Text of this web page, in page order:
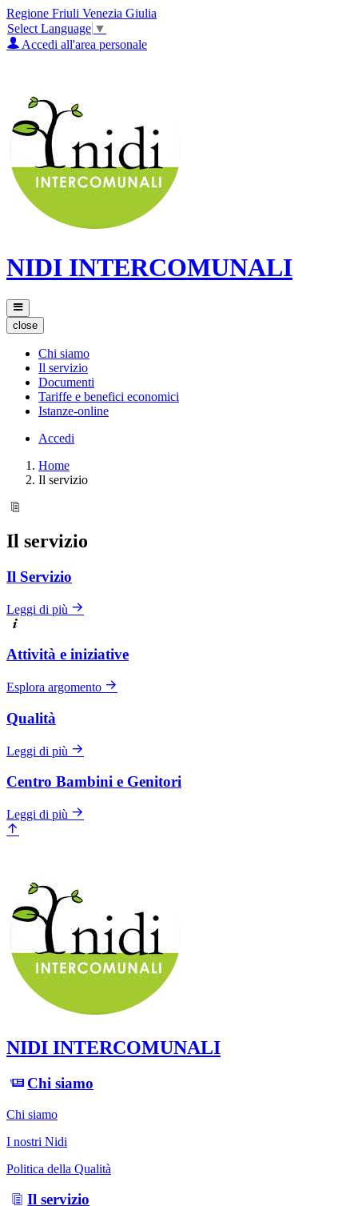
Regione Friuli Venezia Giulia
Select Language ▼
Accedi all'area personale
NIDI INTERCOMUNALI
close
Chi siamo
Il servizio
Documenti
Tariffe e benefici economici
Istanze-online
Accedi
Home
Il servizio
Il servizio
Il Servizio
Leggi di più
Attività e iniziative
Esplora argomento
Qualità
Leggi di più
Centro Bambini e Genitori
Leggi di più
NIDI INTERCOMUNALI
Chi siamo
Chi siamo
I nostri Nidi
Politica della Qualità
Il servizio